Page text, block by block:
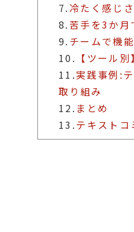
7.冷たく感じ
8. 苦手を3か月
9. チームで機
10. 【ツール
11.実践事例:
取り組み
12. まとめ
13.テキストコ